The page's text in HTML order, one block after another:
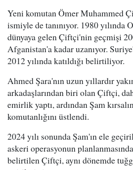
Yeni komutan Ömer Muhammed
ismiyle de tanınıyor. 1980 yılında
dünyaya gelen Çiftçi'nin geçmişi
Afganistan'a kadar uzanıyor.
2012 yılında katıldığı belirtiliyor.
Ahmed Şara'nın uzun yıllardır
arkadaşlarından biri olan Çiftçi,
emirlik yaptı, ardından Şam
komutanlığını üstlendi.
2024 yılı sonunda Şam'ın ele
askeri operasyonun
belirtilen Çiftçi, aynı dönemde